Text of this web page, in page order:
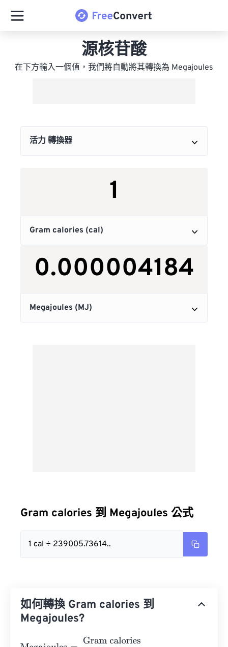
源核苷酸
在下方輸入一個值，我們將自動將其轉換為 Megajoules
Gram calories 到 Megajoules 公式
1 cal ÷ 239005.73614..
如何轉換 Gram calories 到
Megajoules?
Megajoules Gram calories239005.73614